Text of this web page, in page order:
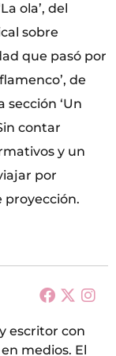
ola’, del
sobre
que pasó por
de
sección ‘Un
contar
y un
por
proyección.
escritor con
medios. El